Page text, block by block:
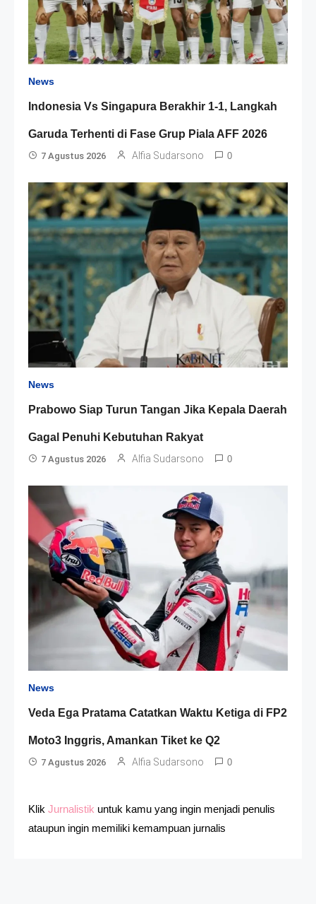
News
Indonesia Vs Singapura Berakhir 1-1, Langkah
Garuda Terhenti di Fase Grup Piala AFF 2026
7 Agustus 2026 Alfia Sudarsono 0
News
Prabowo Siap Turun Tangan Jika Kepala Daerah
Gagal Penuhi Kebutuhan Rakyat
7 Agustus 2026 Alfia Sudarsono 0
News
Veda Ega Pratama Catatkan Waktu Ketiga di FP2
Moto3 Inggris, Amankan Tiket ke Q2
7 Agustus 2026 Alfia Sudarsono 0
Klik Jurnalistik untuk kamu yang ingin menjadi penulis
ataupun ingin memiliki kemampuan jurnalis